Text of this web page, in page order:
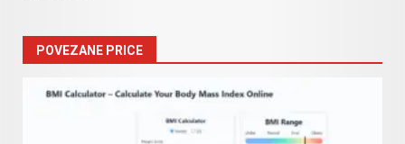
POVEZANE PRICE